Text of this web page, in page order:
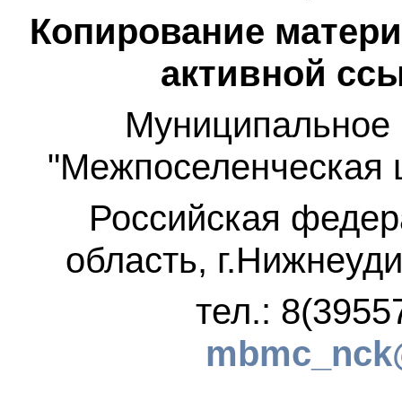
Копирование
активной
Муниципальное
"Межпоселенческая
Российская
область,
тел.: